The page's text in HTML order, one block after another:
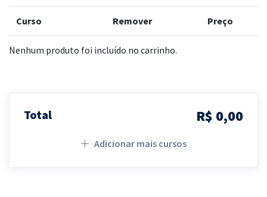
Curso Remover Preço
Nenhum produto foi incluído no carrinho.
Total R$ 0,00
Adicionar mais cursos